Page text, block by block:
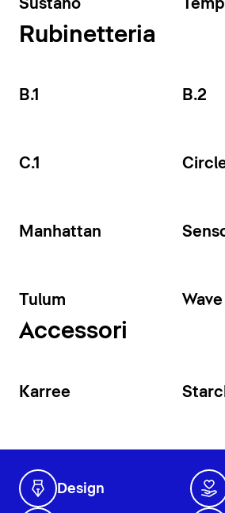
Sustano
Rubinetteria
B.1 B.2
C.1
Manhattan
Tulum Wave
Accessori
Karree
Design